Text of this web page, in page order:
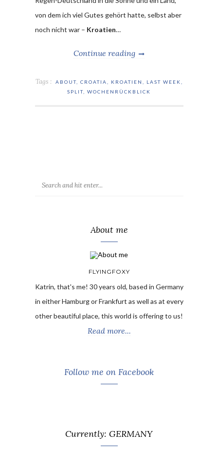
von dem ich viel Gutes gehört hatte, selbst aber
noch nicht war – Kroatien…
Continue reading
Tags : ABOUT, CROATIA KROATIEN LAST WEEK
SPLIT
WOCHENRÜCKBLICK
About me
FLYINGFOXY
Katrin, that's me! 30 years old, based in Germany
in either Hamburg or Frankfurt as well as at every
other beautiful place, this world is offering to us!
Read more...
Follow me on Facebook
Currently: GERMANY